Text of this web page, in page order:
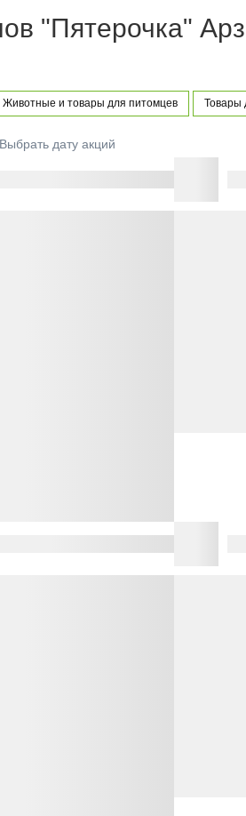
"Пятерочка"
Животные и товары для питомцев Товары
Выбрать дату акций